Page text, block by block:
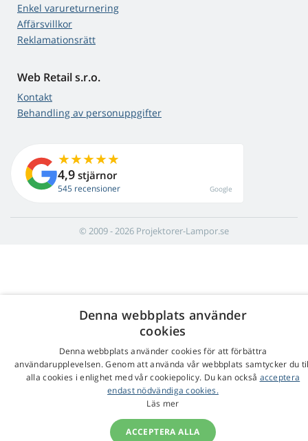
Enkel varureturnering
Affärsvillkor
Reklamationsrätt
Web Retail s.r.o.
Kontakt
Behandling av personuppgifter
4,9 stjärnor
545 recensioner Google
© 2009 - 2026 Projektorer-Lampor.se
Denna webbplats använder
cookies
Denna webbplats använder cookies för att förbättra
användarupplevelsen. Genom att använda vår webbplats samtycker du
alla cookies i enlighet med vår cookiepolicy. Du kan också acceptera
endast nödvändiga cookies.
Läs mer
ACCEPTERA ALLA